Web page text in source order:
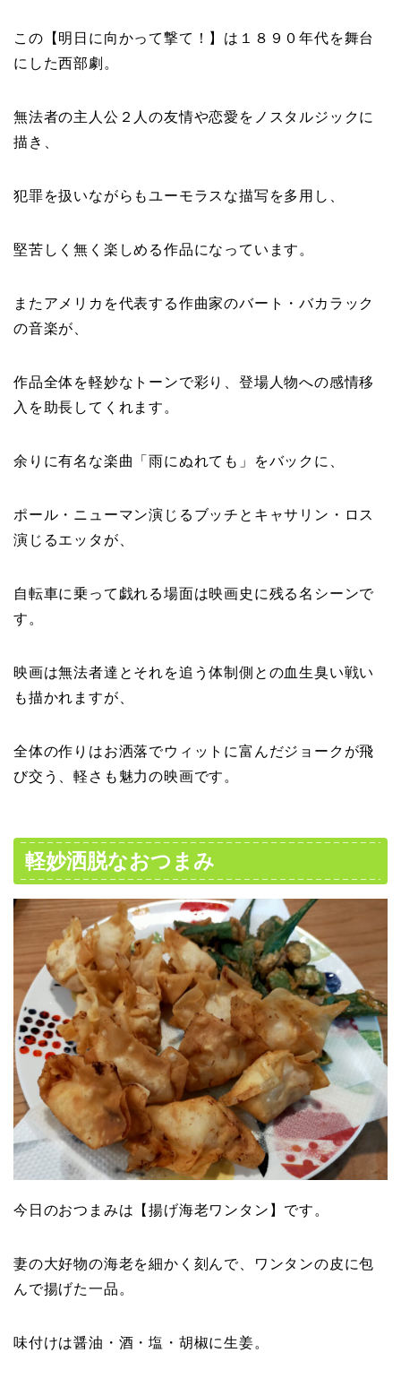
この【明日に向かって撃て！】は１８９０年代を舞台
にした西部劇。
無法者の主人公２人の友情や恋愛をノスタルジックに
描き、
犯罪を扱いながらもユーモラスな描写を多用し、
堅苦しく無く楽しめる作品になっています。
またアメリカを代表する作曲家のバート・バカラック
の音楽が、
作品全体を軽妙なトーンで彩り、登場人物への感情移
入を助長してくれます。
余りに有名な楽曲「雨にぬれても」をバックに、
ポール・ニューマン演じるブッチとキャサリン・ロス
演じるエッタが、
自転車に乗って戯れる場面は映画史に残る名シーンで
す。
映画は無法者達とそれを追う体制側との血生臭い戦い
も描かれますが、
全体の作りはお洒落でウィットに富んだジョークが飛
び交う、軽さも魅力の映画です。
軽妙洒脱なおつまみ
今日のおつまみは【揚げ海老ワンタン】です。
妻の大好物の海老を細かく刻んで、ワンタンの皮に包
んで揚げた一品。
味付けは醤油・酒・塩・胡椒に生姜。